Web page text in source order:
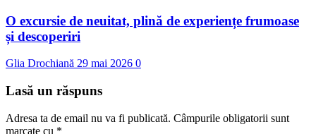
O excursie de neuitat, plină de experiențe frumoase
și descoperiri
Glia Drochiană 29 mai 2026 0
Lasă un răspuns
Adresa ta de email nu va fi publicată. Câmpurile obligatorii sunt
marcate cu *